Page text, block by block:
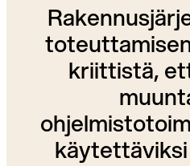
kriittistä,